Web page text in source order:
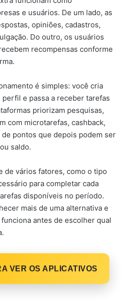
e usuários. De um lado, as
opiniões, cadastros,
Do outro, os usuários
recompensas conforme
é simples: você cria
e passa a receber tarefas
priorizam pesquisas,
com microtarefas, cashback,
pontos que depois podem ser
saldo.
de vários fatores, como o tipo
para completar cada
disponíveis no período.
mais de uma alternativa e
antes de escolher qual
VER OS APLICATIVOS